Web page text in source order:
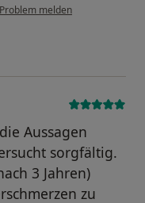
Problem melden
Aussagen
sorgfältig.
3 Jahren)
zu